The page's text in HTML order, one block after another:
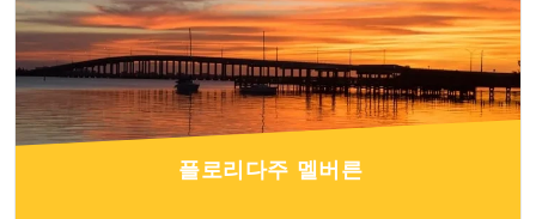
플로리다주 멜버른